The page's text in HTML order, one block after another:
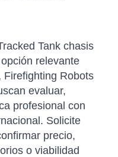
Tank chasis
relevante
Firefighting Robots
evaluar,
profesional con
Solicite
precio,
o viabilidad